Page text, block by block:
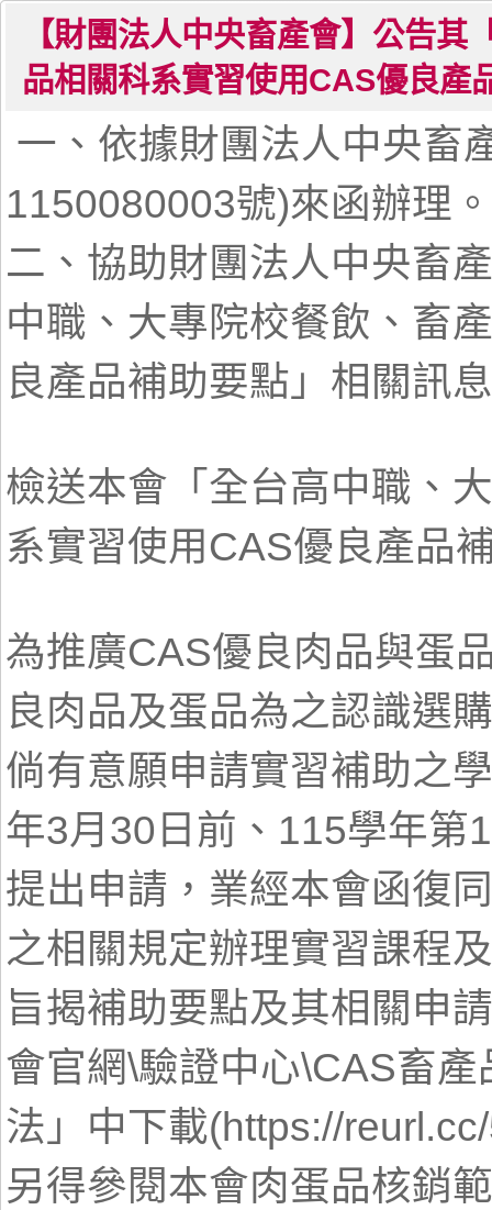
【財團法人中央畜產會】公告
品相關科系實習使用CAS優良產
一、依據財團法人中央畜
1150080003號)來函辦理。
二、協助財團法人中央畜
中職、大專院校餐飲、畜
良產品補助要點」相關訊
檢送本會「全台高中職、
系實習使用CAS優良產品
為推廣CAS優良肉品與蛋
良肉品及蛋品為之認識選
倘有意願申請實習補助之
年3月30日前、115學年第
提出申請，業經本會函復
之相關規定辦理實習課程
旨揭補助要點及其相關申
會官網\驗證中心\CAS畜
法」中下載(https://
另得參閱本會肉蛋品核銷